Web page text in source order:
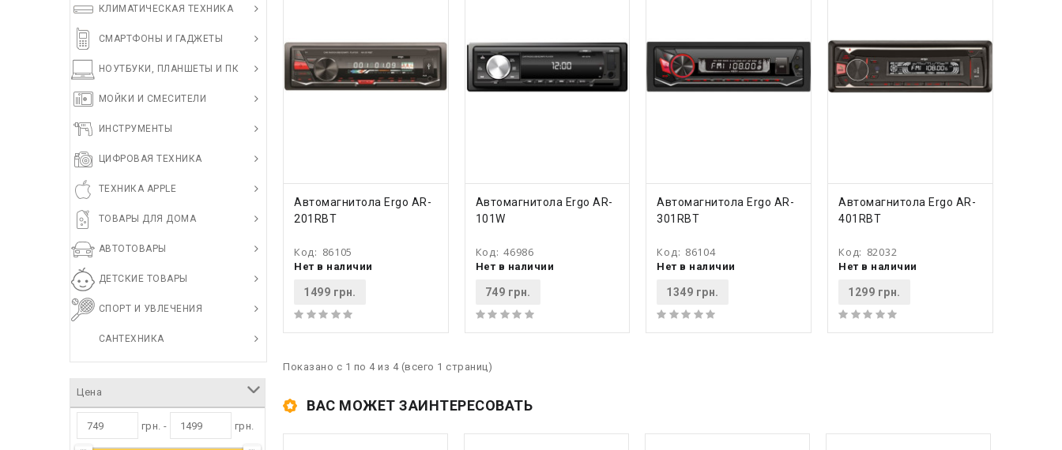
КЛИМАТИЧЕСКАЯ ТЕХНИКА
СМАРТФОНЫ И ГАДЖЕТЫ
НОУТБУКИ, ПЛАНШЕТЫ И ПК
МОЙКИ И СМЕСИТЕЛИ
ИНСТРУМЕНТЫ
ЦИФРОВАЯ ТЕХНИКА
ТЕХНИКА APPLE
ТОВАРЫ ДЛЯ ДОМА
АВТОТОВАРЫ
ДЕТСКИЕ ТОВАРЫ
СПОРТ И УВЛЕЧЕНИЯ
САНТЕХНИКА
Цена
грн. - грн.
КУПИТЬ
Автомагнитола Ergo AR-
201RBT
Код: 86105
Нет в наличии
1499 грн.
КУПИТЬ
Автомагнитола Ergo AR-
101W
Код:46986
Нет в наличии
749 грн.
КУПИТЬ
Автомагнитола Ergo AR-
301RBT
Код: 86104
Нет в наличии
1349 грн.
КУПИТЬ
Автомагнитола Ergo AR-
401RBT
Код: 82032
Нет в наличии
1299 грн.
Показано с 1 по 4 из 4 (всего 1 страниц)
ВАС МОЖЕТ ЗАИНТЕРЕСОВАТЬ